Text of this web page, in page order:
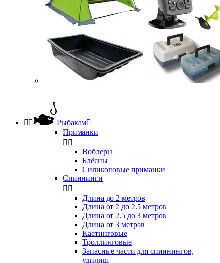
  Рыбакам
Приманки
 
Воблеры
Блёсны
Силиконовые приманки
Спиннинги
 
Длина до 2 метров
Длина от 2 до 2.5 метров
Длина от 2.5 до 3 метров
Длина от 3 метров
Кастинговые
Троллинговые
Запасные части для спиннингов,
удилищ